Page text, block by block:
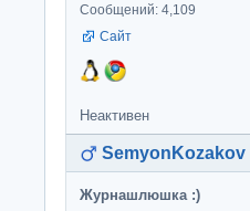
Сообщений: 4,109
Сайт
Неактивен
SemyonKozakov
Журнашлюшка :)